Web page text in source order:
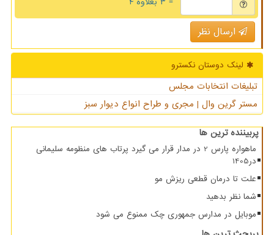
ارسال نظر
لینک دوستان نكسترو
تبلیغات انتخابات مجلس
مستر گرین وال | مجری و طراح انواع دیوار سبز
پربیننده ترین ها
ماهواره پارس 2 در مدار قرار می گیرد پرتاب های منظومه سلیمانی
در1405
علت تا درمان قطعی ریزش مو
شما نظر بدهید
موبایل در مدارس جمهوری چک ممنوع می شود